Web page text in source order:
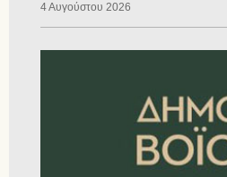
4 Αυγούστου 2026